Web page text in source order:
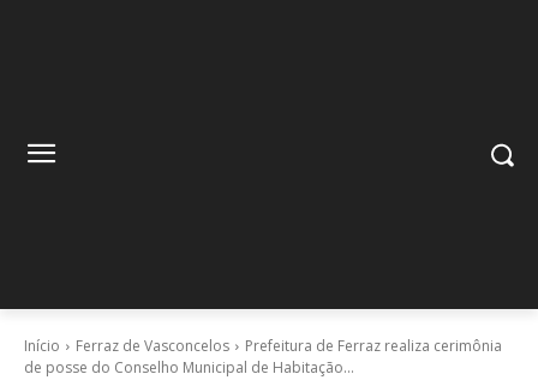
Início Ferraz de Vasconcelos
Prefeitura de Ferraz realiza cerimônia
de posse do Conselho Municipal de Habitação...